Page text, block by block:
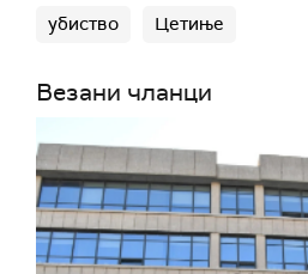
убиство Цетиње
Везани чланци